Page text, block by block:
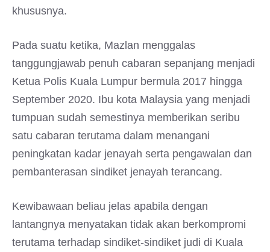
khususnya.
Pada suatu ketika, Mazlan menggalas
tanggungjawab penuh cabaran sepanjang menjadi
Ketua Polis Kuala Lumpur bermula 2017 hingga
September 2020. Ibu kota Malaysia yang menjadi
tumpuan sudah semestinya memberikan seribu
satu cabaran terutama dalam menangani
peningkatan kadar jenayah serta pengawalan dan
pembanterasan sindiket jenayah terancang.
Kewibawaan beliau jelas apabila dengan
lantangnya menyatakan tidak akan berkompromi
terutama terhadap sindiket-sindiket judi di Kuala